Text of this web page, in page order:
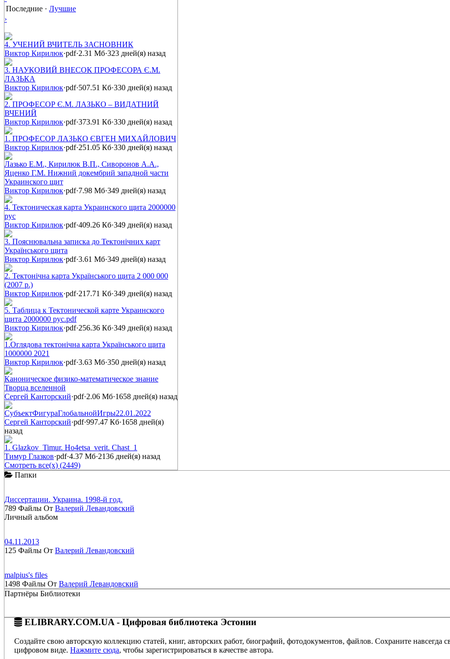
Последние · Лучшие
›
4. УЧЕНИЙ ВЧИТЕЛЬ ЗАСНОВНИК
Виктор Кирилюк·pdf·2.31 Мб·323 дней(я) назад
3. НАУКОВИЙ ВНЕСОК ПРОФЕСОРА Є.М.
ЛАЗЬКА
Виктор Кирилюк·pdf·507.51 Кб·330 дней(я) назад
2. ПРОФЕСОР Є.М. ЛАЗЬКО – ВИДАТНИЙ
ВЧЕНИЙ
Виктор Кирилюк·pdf·373.91 Кб·330 дней(я) назад
1. ПРОФЕСОР ЛАЗЬКО ЄВГЕН МИХАЙЛОВИЧ
Виктор Кирилюк·pdf·251.05 Кб·330 дней(я) назад
Лазько Е.М., Кирилюк В.П., Сиворонов А.А.,
Яценко Г.М. Нижний докембрий западной части
Украинского щит
Виктор Кирилюк·pdf·7.98 Мб·349 дней(я) назад
4. Тектоническая карта Украинского щита 2000000
рус
Виктор Кирилюк·pdf·409.26 Кб·349 дней(я) назад
3. Пояснювальна записка до Тектонічних карт
Українського щита
Виктор Кирилюк·pdf·3.61 Мб·349 дней(я) назад
2. Тектонічна карта Українського щита 2 000 000
(2007 р.)
Виктор Кирилюк·pdf·217.71 Кб·349 дней(я) назад
5. Таблица к Тектонической карте Украинского
щита 2000000 рус.pdf
Виктор Кирилюк·pdf·256.36 Кб·349 дней(я) назад
1.Оглядова тектонічна карта Українського щита
1000000 2021
Виктор Кирилюк·pdf·3.63 Мб·350 дней(я) назад
Каноническое физико-математическое знание
Творца вселенной
Сергей Канторский·pdf·2.06 Мб·1658 дней(я) назад
СубъектФигураГлобальнойИгры22.01.2022
Сергей Канторский·pdf·997.47 Кб·1658 дней(я)
назад
1. Glazkov_Timur. Ho4etsa_verit. Chast_1
Тимур Глазков·pdf·4.37 Мб·2136 дней(я) назад
Смотреть все(х) (2449)
Папки
Диссертации. Украина. 1998-й год.
789 Файлы От Валерий Левандовский
Личный альбом
04.11.2013
125 Файлы От Валерий Левандовский
malpius's files
1498 Файлы От Валерий Левандовский
Партнёры Библиотеки
ELIBRARY.COM.UA - Цифровая библиотека Эстонии
Создайте свою авторскую коллекцию статей, книг, авторских работ, биографий, фотодокументов, файлов. Сохраните навсегда
цифровом виде. Нажмите сюда, чтобы зарегистрироваться в качестве автора.